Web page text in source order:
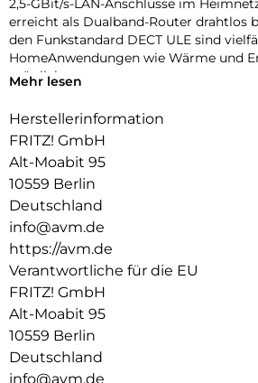
2,5-GBit/s-LAN-Anschlüsse im
erreicht als Dualband-Router drahtlos
den Funkstandard DECT ULE sind
HomeAnwendungen wie Wärme und
möglich.
Mehr lesen
Herstellerinformation
FRITZ! GmbH
Alt-Moabit 95
10559 Berlin
Deutschland
info@avm.de
https://avm.de
Verantwortliche für die EU
FRITZ! GmbH
Alt-Moabit 95
10559 Berlin
Deutschland
info@avm.de